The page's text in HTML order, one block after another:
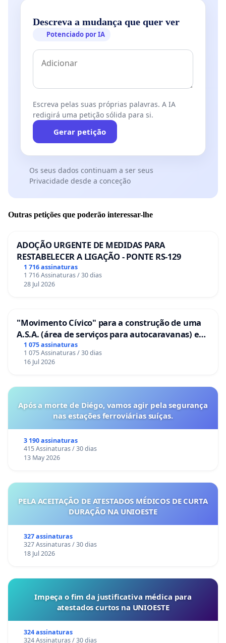
Descreva a mudança que quer ver
Potenciado por IA
Escreva pelas suas próprias palavras. A IA
redigirá uma petição sólida para si.
Gerar petição
Os seus dados continuam a ser seus
Privacidade desde a conceção
Outras petições que poderão interessar-lhe
ADOÇÃO URGENTE DE MEDIDAS PARA
RESTABELECER A LIGAÇÃO - PONTE RS-129
1 716 assinaturas
1 716 Assinaturas / 30 dias
28 Jul 2026
"Movimento Cívico" para a construção de uma
A.S.A. (área de serviços para autocaravanas) em
Coimbra
1 075 assinaturas
1 075 Assinaturas / 30 dias
16 Jul 2026
Após a morte de Diégo, vamos agir pela segurança
nas estações ferroviárias suíças.
3 190 assinaturas
415 Assinaturas / 30 dias
13 May 2026
PELA ACEITAÇÃO DE ATESTADOS MÉDICOS DE CURTA
DURAÇÃO NA UNIOESTE
327 assinaturas
327 Assinaturas / 30 dias
18 Jul 2026
Impeça o fim da justificativa médica para
atestados curtos na UNIOESTE
324 assinaturas
324 Assinaturas / 30 dias